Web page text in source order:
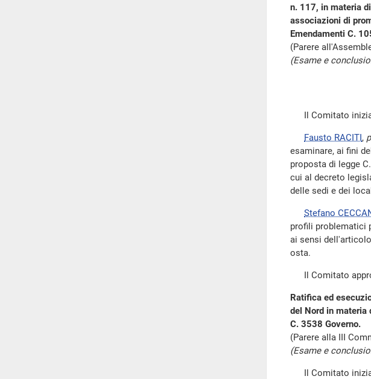
n. 117, in materia
associazioni di
Emendamenti C.
(Parere
(Esame e
Il Comitato inizia
Fausto RACITI,
esaminare, ai fini
proposta di legge
cui al decreto
delle sedi e dei
Stefano
profili problematici
ai sensi
osta.
Il Comitato
Ratifica ed
del Nord in materia
C. 3538 Governo.
(Parere alla III
(Esame e
Il Comitato inizia